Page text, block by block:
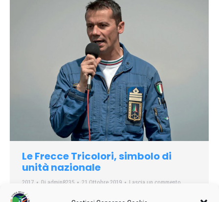
Le Frecce Tricolori, simbolo di
unità nazionale
2017 Di admin8235 21 Ottobre 2019 Lascia un commento
Mirko Caffelli, Comandante della PAN, intervistato da Chiara